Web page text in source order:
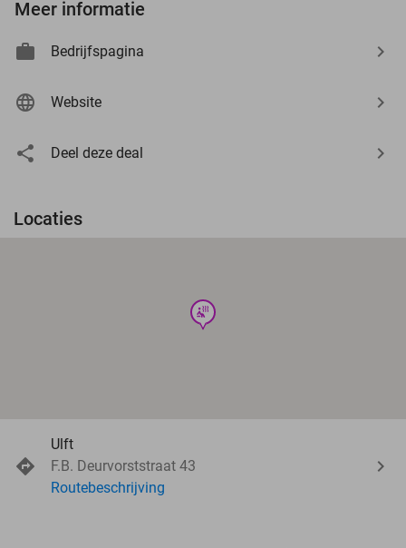
Meer informatie
Bedrijfspagina
Website
Deel deze deal
Locaties
wellness
Ulft
F.B. Deurvorststraat 43
Routebeschrijving